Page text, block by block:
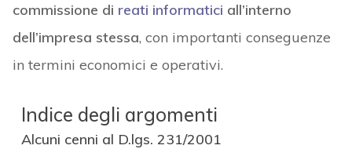
commissione di reati informatici all’interno
dell’impresa stessa, con importanti conseguenze
in termini economici e operativi.
Indice degli argomenti
Alcuni cenni al D.lgs. 231/2001